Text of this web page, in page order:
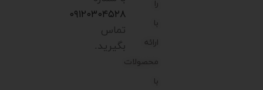
را
با
ارائه
محصولات
با
۰۹۱۲۰۳۰۴۵۲۸
تماس
بگیرید.